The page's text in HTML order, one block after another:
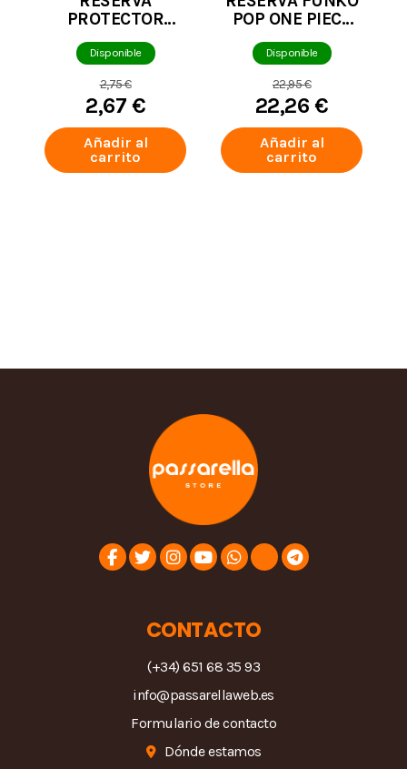
PROTECTOR
0,5MM DE
Disponible
2,75 €
2,67 €
Añadir al
carrito
POP ONE PIECE
EDITION 2335
Disponible
22,95 €
22,26 €
Añadir al
carrito
CONTACTO
(+34) 651 68 35 93
info@passarellaweb.es
Formulario de contacto
Dónde estamos